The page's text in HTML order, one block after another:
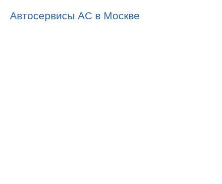
Автосервисы AC в Москве